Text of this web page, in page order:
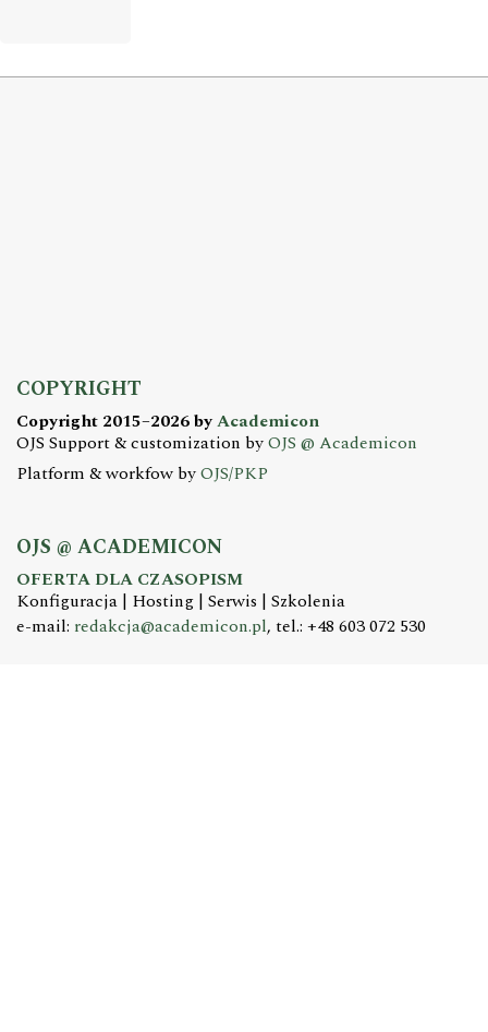
COPYRIGHT
Copyright 2015–2026 byAcademicon
OJS Support & customization byOJS @ Academicon
Platform & workfow byOJS/PKP
OJS @ ACADEMICON
OFERTA DLA CZASOPISM
Konfiguracja | Hosting | Serwis | Szkolenia
e-mail: redakcja@academicon.pl, tel.: +48 603 072 530